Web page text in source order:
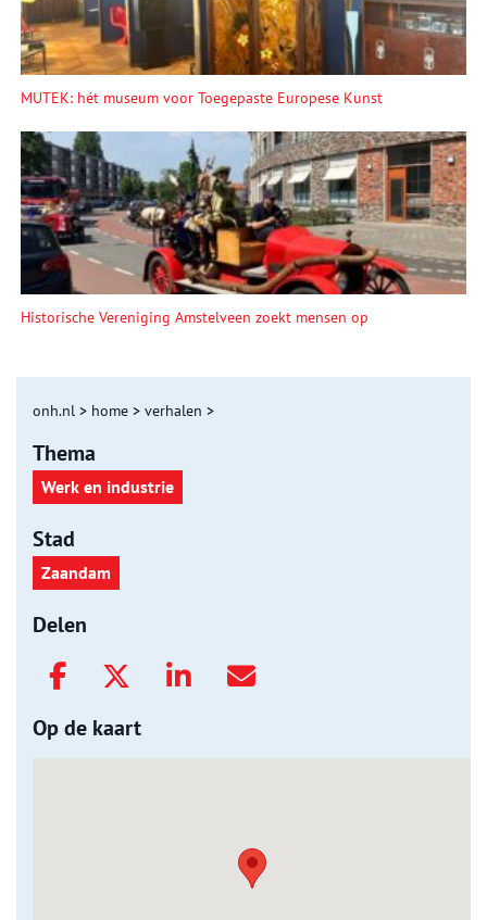
MUTEK: hét museum voor Toegepaste Europese Kunst
Historische Vereniging Amstelveen zoekt mensen op
onh.nl > home > verhalen >
Thema
Werk en industrie
Stad
Zaandam
Delen
Op de kaart